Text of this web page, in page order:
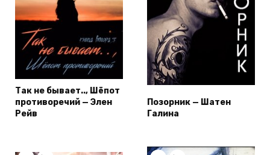
Так не бывает.., Шёпот
противоречий — Элен
Рейв
Позорник — Шатен
Галина